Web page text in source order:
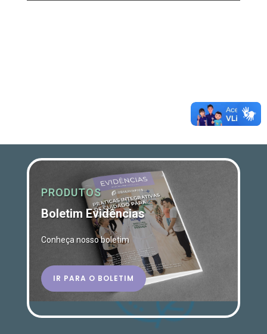
PRODUTOS
Boletim Evidências
Conheça nosso boletim
IR PARA O BOLETIM